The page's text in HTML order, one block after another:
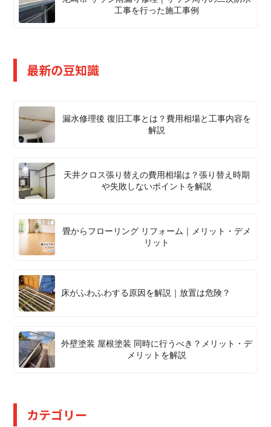
工事を行った施工事例
最新の豆知識
漏水修理後 復旧工事とは？費用相場と工事内容を
解説
天井クロス張り替えの費用相場は？張り替え時期
や失敗しないポイントを解説
畳からフローリング リフォーム｜メリット・デメ
リット
床がふわふわする原因を解説｜放置は危険？
外壁塗装 屋根塗装 同時に行うべき？メリット・デ
メリットを解説
カテゴリー